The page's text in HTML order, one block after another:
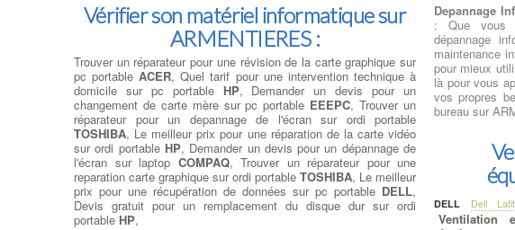
Vérifier son matériel informatique sur
ARMENTIERES :
Trouver un réparateur pour une révision de la carte graphique sur
pc portableACER, Quel tarif pour une intervention technique à
domicile sur pc portable HP, Demander un devis pour un
changement de carte mère sur pc portable EEEPC, Trouver un
réparateur pour un depannage de l'écran sur ordi portable
TOSHIBA, Le meilleur prix pour une réparation de la carte vidéo
sur ordi portable HP, Demander un devis pour un dépannage de
l'écran sur laptop COMPAQ, Trouver un réparateur pour une
reparation carte graphique sur ordi portable TOSHIBA, Le meilleur
prix pour une récupération de données sur pc portable DELL,
Devis gratuit pour un remplacement du disque dur sur ordi
portable HP,
Depannage
: Que vous
dépannage
maintenance
pour mieux
là pour vous
vos propres
bureau sur
Ventilation
DELL Dell